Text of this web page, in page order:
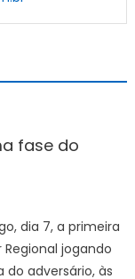
fase do
dia 7, a primeira
jogando
do adversário, às